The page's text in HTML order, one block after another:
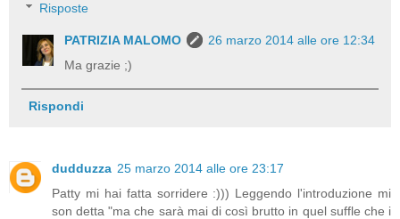
Risposte
PATRIZIA MALOMO
26 marzo 2014 alle ore 12:34
Ma grazie ;)
Rispondi
dudduzza 25 marzo 2014 alle ore 23:17
Patty mi hai fatta sorridere :))) Leggendo l'introduzione mi
son detta "ma che sarà mai di così brutto in quel suffle che i